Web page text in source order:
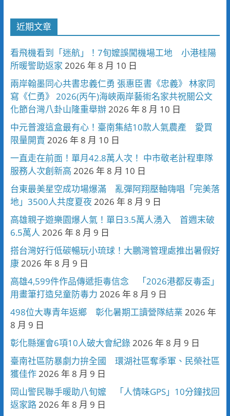
近期文章
看飛機看到「迷航」！7旬嬤誤闖機場工地 小港桂陽
所暖警助返家 2026 年 8 月 10 日
兩岸翰墨同心共書忠義仁勇 張惠臣書《忠義》 林家同
寫《仁勇》 2026(丙午)海峽兩岸藝術名家共祝關公文
化節台灣八卦山隆重舉辦2026 年 8 月 10 日
中元普渡這盒最有心！臺南集結10款人氣農產 愛買
限量開賣 2026 年 8 月 10 日
一直走在前面！單月42.8萬人次！ 中市敬老計程車隊
服務人次創新高 2026 年 8 月 10 日
台東最美星空成功場爆滿 亂彈阿翔壓軸嗨唱「完美落
地」3500人共度夏夜 2026 年 8 月 9 日
高雄親子遊樂園爆人氣！單日3.5萬人湧入 首週末破
6.5萬人 2026 年 8 月 9 日
搭台灣好行低碳暢玩小琉球！大鵬灣管理處推出暑假好
康2026 年 8 月 9 日
高雄4,599件作品傳遞拒毒信念 「2026港都反毒盃」
用畫筆打造兒童防毒力 2026 年 8 月 9 日
498位大專青年返鄉 彰化暑期工讀營隊結業 2026 年
8 月 9 日
彰化縣運會6項10人破大會紀錄2026 年 8 月 9 日
臺南社區防暴劇力拚全國 環湖社區奪季軍、民榮社區
獲佳作2026 年 8 月 9 日
岡山警民聯手暖助八旬嬤 「人情味GPS」10分鐘找回
返家路2026 年 8 月 9 日